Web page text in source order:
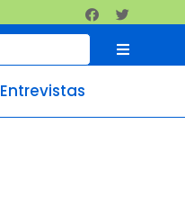
Entrevistas